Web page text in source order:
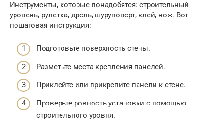
Инструменты, которые понадобятся: строительный
уровень, рулетка, дрель, шуруповерт, клей, нож. Вот
пошаговая инструкция:
Подготовьте поверхность стены.
Разметьте места крепления панелей.
Приклейте или прикрепите панели к стене.
Проверьте ровность установки с помощью
строительного уровня.